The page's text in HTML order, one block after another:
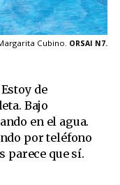
Cubino. ORSAI N7.
de
Bajo
en el agua.
por teléfono
parece que sí.